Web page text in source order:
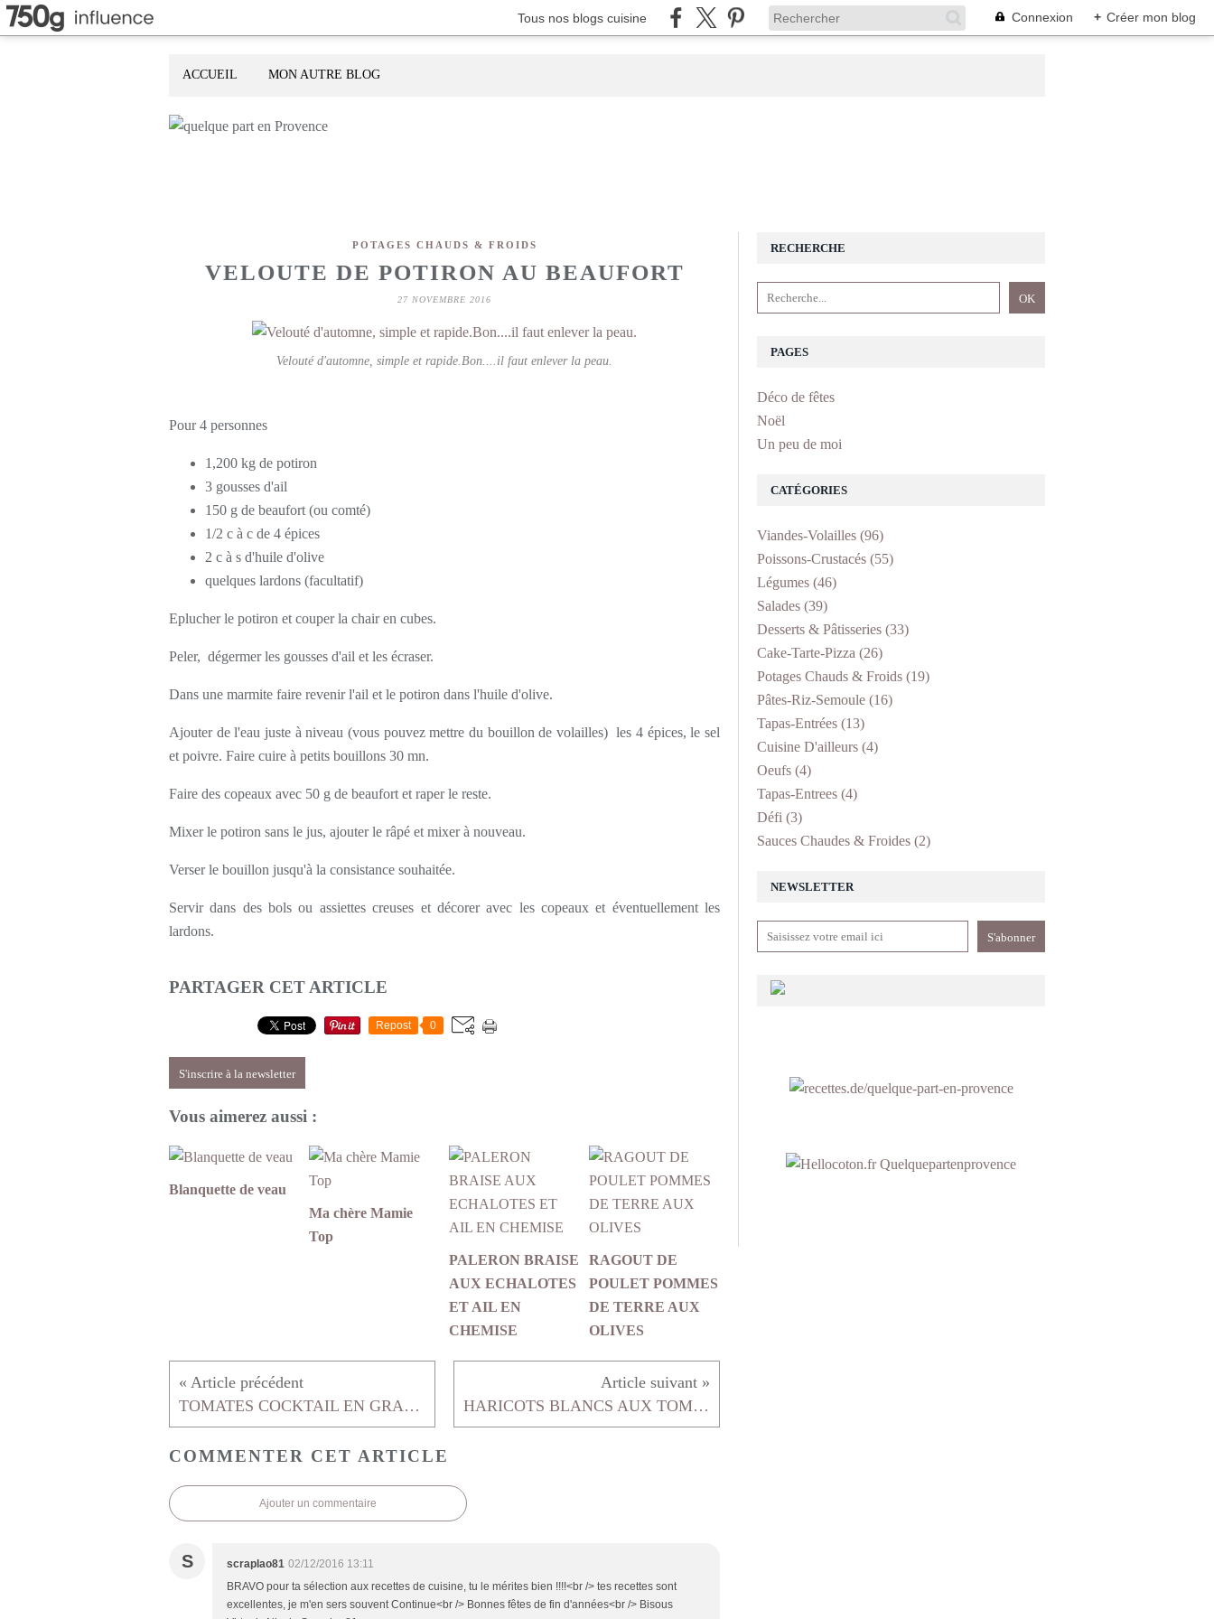
Tous nos blogs cuisine Connexion + Créer mon blog
ACCUEIL MON AUTRE BLOG
POTAGES CHAUDS & FROIDS
VELOUTE DE POTIRON AU BEAUFORT
27 NOVEMBRE 2016
Velouté d'automne, simple et rapide.Bon....il faut enlever la peau.
Pour 4 personnes
1,200 kg de potiron
3 gousses d'ail
150 g de beaufort (ou comté)
1/2 c à c de 4 épices
2 c à s d'huile d'olive
quelques lardons (facultatif)
Eplucher le potiron et couper la chair en cubes.
Peler, dégermer les gousses d'ail et les écraser.
Dans une marmite faire revenir l'ail et le potiron dans l'huile d'olive.
Ajouter de l'eau juste à niveau (vous pouvez mettre du bouillon de volailles) les 4 épices, le sel
et poivre. Faire cuire à petits bouillons 30 mn.
Faire des copeaux avec 50 g de beaufort et raper le reste.
Mixer le potiron sans le jus, ajouter le râpé et mixer à nouveau.
Verser le bouillon jusqu'à la consistance souhaitée.
Servir dans des bols ou assiettes creuses et décorer avec les copeaux et éventuellement les
lardons.
PARTAGER CET ARTICLE
Repost 0
S'inscrire à la newsletter
Vous aimerez aussi :
Blanquette de veau
Ma chère Mamie
Top
PALERON BRAISE
AUX ECHALOTES
ET AIL EN
CHEMISE
RAGOUT DE
POULET POMMES
DE TERRE AUX
OLIVES
TOMATES COCKTAIL EN GRAPPE ROTIES HARICOTS BLANCS AUX TOMATES FRAÏCHES
COMMENTER CET ARTICLE
Ajouter un commentaire
S scraplao81 02/12/2016 13:11
BRAVO pour ta sélection aux recettes de cuisine, tu le mérites bien !!!!<br /> tes recettes sont
excellentes, je m'en sers souvent Continue<br /> Bonnes fêtes de fin d'années<br /> Bisous
NEWSLETTER
RECHERCHE
PAGES
Déco de fêtes
Noël
Un peu de moi
CATÉGORIES
Viandes-Volailles (96)
Poissons-Crustacés (55)
Légumes (46)
Salades (39)
Desserts & Pâtisseries (33)
Cake-Tarte-Pizza (26)
Potages Chauds & Froids (19)
Pâtes-Riz-Semoule (16)
Tapas-Entrées (13)
Cuisine D'ailleurs (4)
Oeufs (4)
Tapas-Entrees (4)
Défi (3)
Sauces Chaudes & Froides (2)